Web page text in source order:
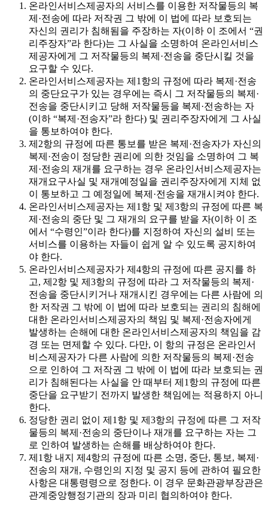
온라인서비스제공자의 서비스를 이용한 저작물등의 복
제·전송에 따라 저작권 그 밖에 이 법에 따라 보호되는
자신의 권리가 침해됨을 주장하는 자(이하 이 조에서 “권
리주장자”라 한다)는 그 사실을 소명하여 온라인서비스
제공자에게 그 저작물등의 복제·전송을 중단시킬 것을
요구할 수 있다.
온라인서비스제공자는 제1항의 규정에 따라 복제·전송
의 중단요구가 있는 경우에는 즉시 그 저작물등의 복제·
전송을 중단시키고 당해 저작물등을 복제·전송하는 자
(이하 “복제·전송자”라 한다) 및 권리주장자에게 그 사실
을 통보하여야 한다.
제2항의 규정에 따른 통보를 받은 복제·전송자가 자신의
복제·전송이 정당한 권리에 의한 것임을 소명하여 그 복
제·전송의 재개를 요구하는 경우 온라인서비스제공자는
재개요구사실 및 재개예정일을 권리주장자에게 지체 없
이 통보하고 그 예정일에 복제·전송을 재개시켜야 한다.
온라인서비스제공자는 제1항 및 제3항의 규정에 따른 복
제·전송의 중단 및 그 재개의 요구를 받을 자(이하 이 조
에서 “수령인”이라 한다)를 지정하여 자신의 설비 또는
서비스를 이용하는 자들이 쉽게 알 수 있도록 공지하여
야 한다.
온라인서비스제공자가 제4항의 규정에 따른 공지를 하
고, 제2항 및 제3항의 규정에 따라 그 저작물등의 복제·
전송을 중단시키거나 재개시킨 경우에는 다른 사람에 의
한 저작권 그 밖에 이 법에 따라 보호되는 권리의 침해에
대한 온라인서비스제공자의 책임 및 복제·전송자에게
발생하는 손해에 대한 온라인서비스제공자의 책임을 감
경 또는 면제할 수 있다. 다만, 이 항의 규정은 온라인서
비스제공자가 다른 사람에 의한 저작물등의 복제·전송
으로 인하여 그 저작권 그 밖에 이 법에 따라 보호되는 권
리가 침해된다는 사실을 안 때부터 제1항의 규정에 따른
중단을 요구받기 전까지 발생한 책임에는 적용하지 아니
한다.
정당한 권리 없이 제1항 및 제3항의 규정에 따른 그 저작
물등의 복제·전송의 중단이나 재개를 요구하는 자는 그
로 인하여 발생하는 손해를 배상하여야 한다.
제1항 내지 제4항의 규정에 따른 소명, 중단, 통보, 복제·
전송의 재개, 수령인의 지정 및 공지 등에 관하여 필요한
사항은 대통령령으로 정한다. 이 경우 문화관광부장관은
관계중앙행정기관의 장과 미리 협의하여야 한다.